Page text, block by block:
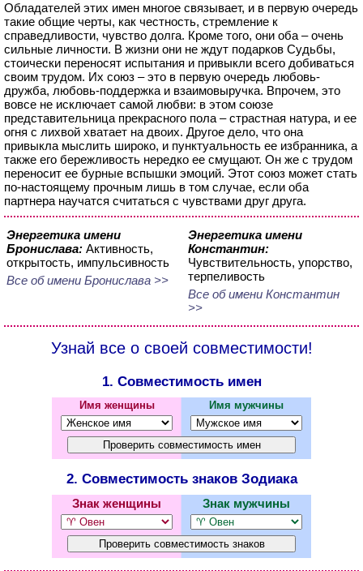
Обладателей этих имен многое связывает, и в первую очередь
такие общие черты, как честность, стремление к
справедливости, чувство долга. Кроме того, они оба – очень
сильные личности. В жизни они не ждут подарков Судьбы,
стоически переносят испытания и привыкли всего добиваться
своим трудом. Их союз – это в первую очередь любовь-
дружба, любовь-поддержка и взаимовыручка. Впрочем, это
вовсе не исключает самой любви: в этом союзе
представительница прекрасного пола – страстная натура, и ее
огня с лихвой хватает на двоих. Другое дело, что она
привыкла мыслить широко, и пунктуальность ее избранника, а
также его бережливость нередко ее смущают. Он же с трудом
переносит ее бурные вспышки эмоций. Этот союз может стать
по-настоящему прочным лишь в том случае, если оба
партнера научатся считаться с чувствами друг друга.
Энергетика имени
Бронислава: Активность,
открытость, импульсивность
Все об имени Бронислава >>
Энергетика имени
Константин:
Чувствительность, упорство,
терпеливость
Все об имени Константин
>>
Узнай все о своей совместимости!
1. Совместимость имен
Имя женщины Имя мужчины
2. Совместимость знаков Зодиака
Знак женщины Знак мужчины